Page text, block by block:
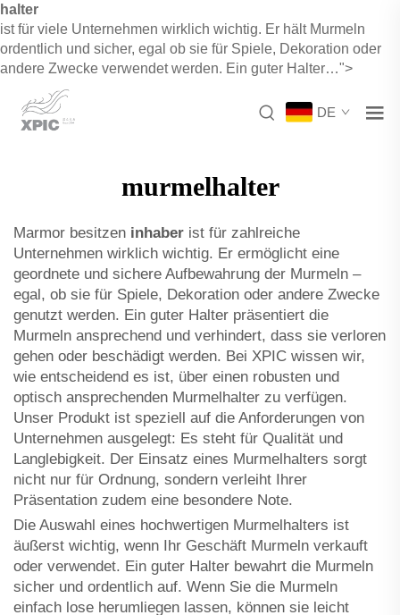
halter
ist für viele Unternehmen wirklich wichtig. Er hält Murmeln
ordentlich und sicher, egal ob sie für Spiele, Dekoration oder
andere Zwecke verwendet werden. Ein guter Halter…">
DE
murmelhalter
Marmor besitzen inhaber ist für zahlreiche
Unternehmen wirklich wichtig. Er ermöglicht eine
geordnete und sichere Aufbewahrung der Murmeln –
egal, ob sie für Spiele, Dekoration oder andere Zwecke
genutzt werden. Ein guter Halter präsentiert die
Murmeln ansprechend und verhindert, dass sie verloren
gehen oder beschädigt werden. Bei XPIC wissen wir,
wie entscheidend es ist, über einen robusten und
optisch ansprechenden Murmelhalter zu verfügen.
Unser Produkt ist speziell auf die Anforderungen von
Unternehmen ausgelegt: Es steht für Qualität und
Langlebigkeit. Der Einsatz eines Murmelhalters sorgt
nicht nur für Ordnung, sondern verleiht Ihrer
Präsentation zudem eine besondere Note.
Die Auswahl eines hochwertigen Murmelhalters ist
äußerst wichtig, wenn Ihr Geschäft Murmeln verkauft
oder verwendet. Ein guter Halter bewahrt die Murmeln
sicher und ordentlich auf. Wenn Sie die Murmeln
einfach lose herumliegen lassen, können sie leicht